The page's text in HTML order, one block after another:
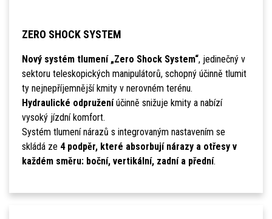
ZERO SHOCK SYSTEM
Nový systém tlumení „Zero Shock System“, jedinečný v
sektoru teleskopických manipulátorů, schopný účinně tlumit
ty nejnepříjemnější kmity v nerovném terénu.
Hydraulické odpruženíúčinně snižuje kmity a nabízí
vysoký jízdní komfort.
Systém tlumení nárazů s integrovaným nastavením se
skládá ze 4 podpěr, které absorbují nárazy a otřesy v
každém směru: boční, vertikální, zadní a přední.